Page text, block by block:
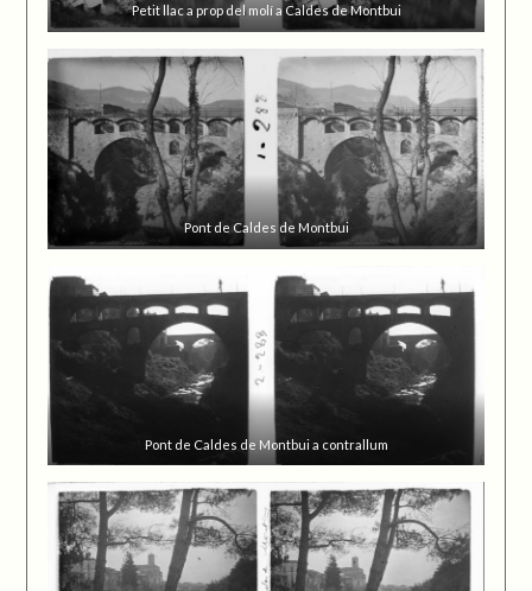
Petit llac a prop del molí a Caldes de Montbui
Pont de Caldes de Montbui
Pont de Caldes de Montbui a contrallum